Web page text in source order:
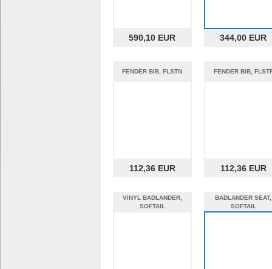
590,10 EUR 344,00 EUR
FENDER BIB, FLSTN
112,36 EUR
FENDER BIB,
112,36 EUR
VINYL BADLANDER,
SOFTAIL
BADLANDER SEAT,
SOFTAIL